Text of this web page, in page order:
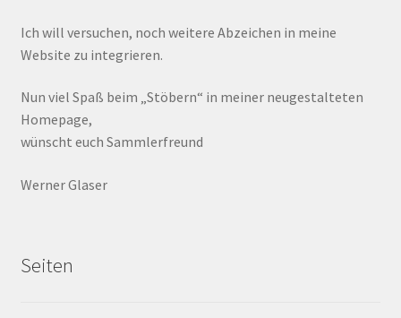
Ich will versuchen, noch weitere Abzeichen in meine
Website zu integrieren.
Nun viel Spaß beim „Stöbern“ in meiner neugestalteten
Homepage,
wünscht euch Sammlerfreund
Werner Glaser
Seiten